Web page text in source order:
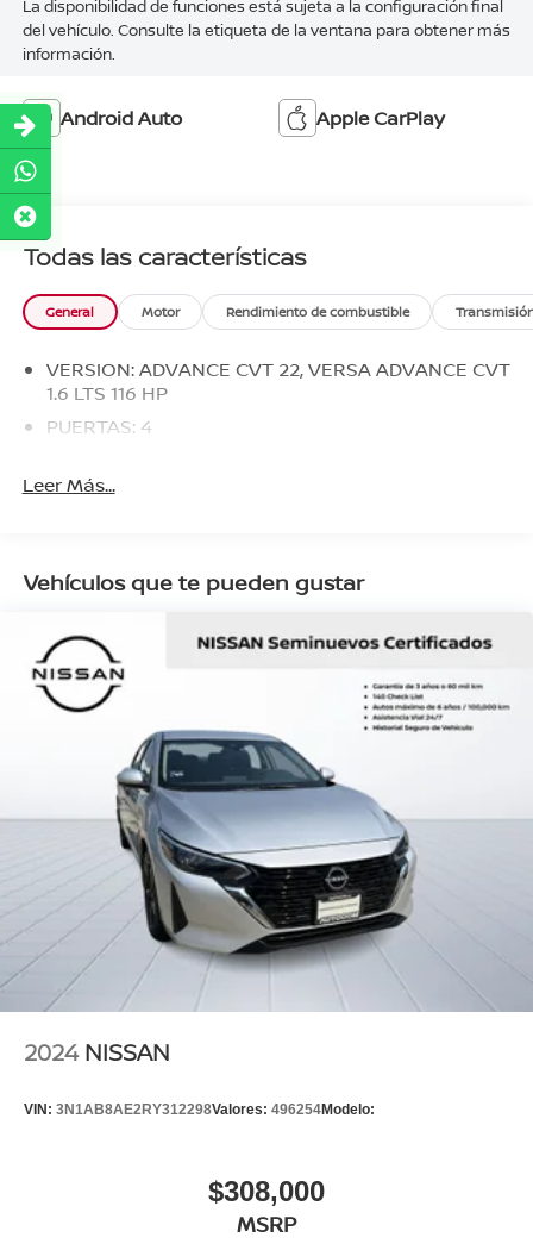
La disponibilidad de funciones está sujeta a la configuración final
del vehículo. Consulte la etiqueta de la ventana para obtener más
información.
Android Auto Apple CarPlay
Todas las características
General Motor Rendimiento de combustible
VERSION: ADVANCE CVT 22, VERSA ADVANCE CVT
1.6 LTS 116 HP
PUERTAS: 4
Leer Más...
Vehículos que te pueden gustar
2024 NISSAN
VIN: 3N1AB8AE2RY312298Valores: 496254Modelo:
$308,000
MSRP